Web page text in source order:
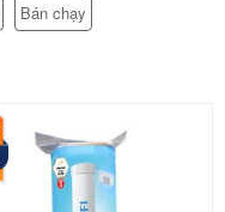
Bán chạy